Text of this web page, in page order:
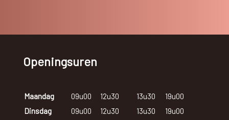
Openingsuren
Maandag 09u00 12u30 13u30
19u00
Dinsdag
09u00 12u30 13u30
19u00